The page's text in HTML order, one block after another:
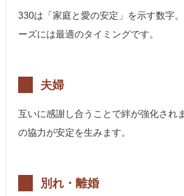
330は「家庭と愛の安定」を示す数字
ーズには最適のタイミングです。
夫婦
互いに感謝し合うことで絆が強化され
の協力が安定を生みます。
別れ・離婚